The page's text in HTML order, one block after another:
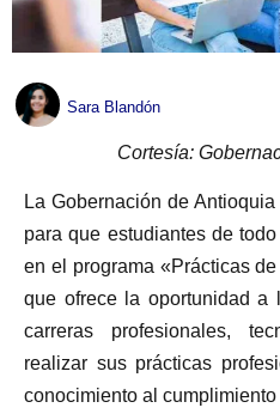
Sara Blandón
Cortesía:
La Gobernación de
para que estudiantes de
en el programa «Prácticas
que ofrece la oportunidad a
carreras profesionales,
realizar sus prácticas
conocimiento al